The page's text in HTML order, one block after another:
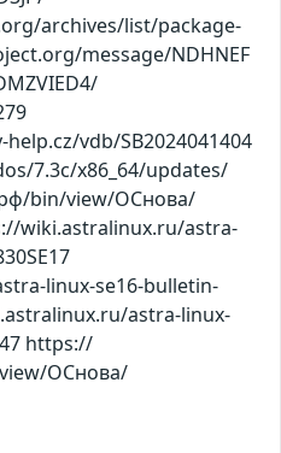
archives/list/package-
message/NDHNEF
vdb/SB2024041404
7.3c/x86_64/updates/
bin/view/ОСнова/
wiki.astralinux.ru/astra-
linux-se16-bulletin-
astra-linux-
https://
ОСнова/